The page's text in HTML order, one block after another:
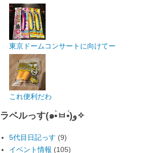
東京ドームコンサートに向けてー
これ便利だわ
ラベルっす(๑•̀ㅂ•́)و✧
5代目日記っす (9)
イベント情報 (105)